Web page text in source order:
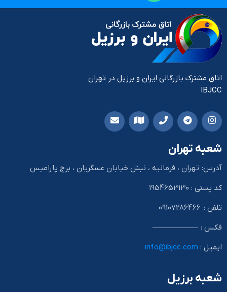
اتاق مشترک بازرگانی ایران و برزیل در تهران
IBJCC
شعبه تهران
آدرس: تهران ، فرمانیه ، نبش خیابان عسگریان ، برج پارامیس
کد پستی : 1954653130
تلفن : 09107286466
فکس : ——————
ایمیل : info@ibjcc.com
شعبه برزیل